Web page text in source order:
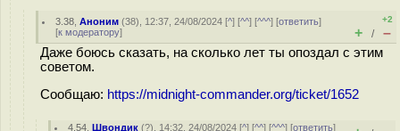
3.38 ,Аноним (38), 12:37, 24/08/2024 [^] [^^] [^^^] [ответить]
[к модератору]
+2
+ / –
Даже боюсь сказать, на сколько лет ты опоздал с этим
советом.
Сообщаю: https://midnight-commander.org/ticket/1652
4.54 ,Швондик (?), 14:32, 24/08/2024 [^] [^^] [^^^] [ответить]